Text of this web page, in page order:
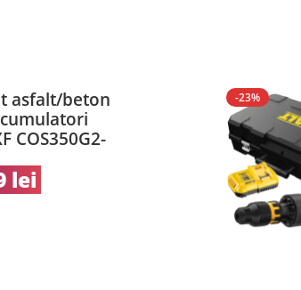
asfalt/beton
COS350G2-
lei
-23%